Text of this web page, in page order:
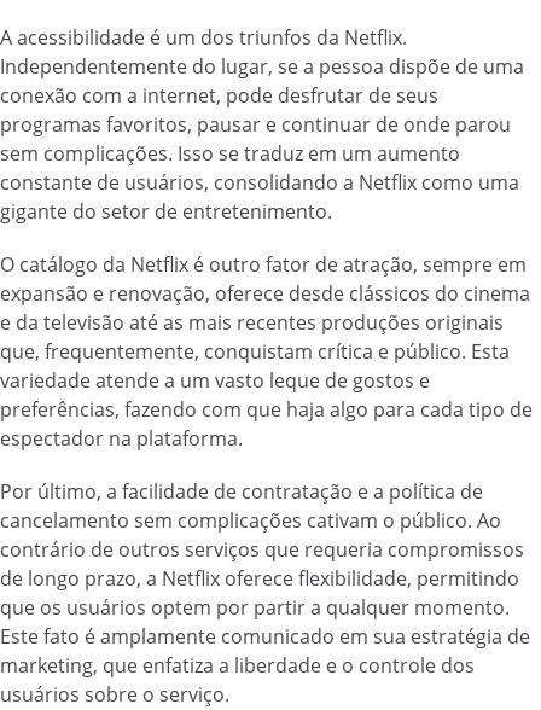
A acessibilidade é um dos triunfos da Netflix.
Independentemente do lugar, se a pessoa dispõe de uma
conexão com a internet, pode desfrutar de seus
programas favoritos, pausar e continuar de onde parou
sem complicações. Isso se traduz em um aumento
constante de usuários, consolidando a Netflix como uma
gigante do setor de entretenimento.
O catálogo da Netflix é outro fator de atração, sempre em
expansão e renovação, oferece desde clássicos do cinema
e da televisão até as mais recentes produções originais
que, frequentemente, conquistam crítica e público. Esta
variedade atende a um vasto leque de gostos e
preferências, fazendo com que haja algo para cada tipo de
espectador na plataforma.
Por último, a facilidade de contratação e a política de
cancelamento sem complicações cativam o público. Ao
contrário de outros serviços que requeria compromissos
de longo prazo, a Netflix oferece flexibilidade, permitindo
que os usuários optem por partir a qualquer momento.
Este fato é amplamente comunicado em sua estratégia de
marketing, que enfatiza a liberdade e o controle dos
usuários sobre o serviço.